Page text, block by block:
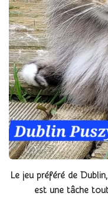
Le jeu préféré de
est une tâche